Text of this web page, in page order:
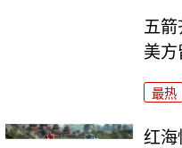
五
美方
最热
红海